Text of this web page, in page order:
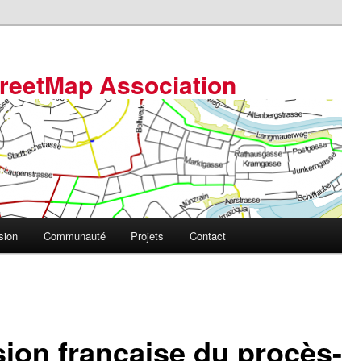
Association
Communauté Projets Contact
française du procès-